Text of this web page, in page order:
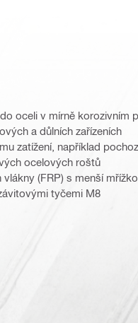
oceli v mírně korozivním
a důlních zařízeních
zatížení, například
ocelových roštů
(FRP) s menší
tyčemi M8